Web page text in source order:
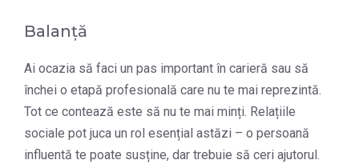
Balanță
Ai ocazia să faci un pas important în carieră sau să
închei o etapă profesională care nu te mai reprezintă.
Tot ce contează este să nu te mai minți. Relațiile
sociale pot juca un rol esențial astăzi – o persoană
influentă te poate susține, dar trebuie să ceri ajutorul.